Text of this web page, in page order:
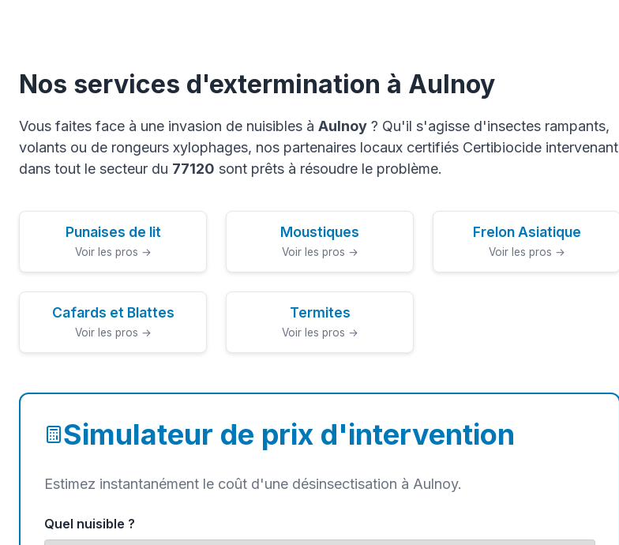
Nos services d'extermination à Aulnoy
Vous faites face à une invasion de nuisibles à Aulnoy ? Qu'il s'agisse d'insectes rampants,
volants ou de rongeurs xylophages, nos partenaires locaux certifiés Certibiocide intervenant
dans tout le secteur du 77120 sont prêts à résoudre le problème.
Punaises de lit
Voir les pros →
Moustiques
Voir les pros →
Frelon Asiatique
Voir les pros →
Cafards et Blattes
Voir les pros →
Termites
Voir les pros →
Simulateur de prix d'intervention
Estimez instantanément le coût d'une désinsectisation à Aulnoy.
Quel nuisible ?